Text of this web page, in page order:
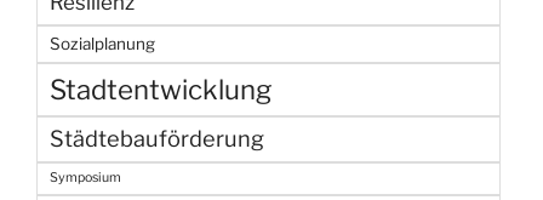
Sozialplanung
Stadtentwicklung
Städtebauförderung
Symposium